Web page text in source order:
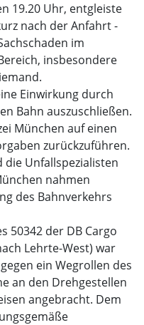
19.20 Uhr, entgleiste
nach der Anfahrt -
im
insbesondere
Einwirkung durch
Bahn auszuschließen.
München auf einen
zurückzuführen.
die Unfallspezialisten
nahmen
des Bahnverkehrs
50342 der DB Cargo
Lehrte-West) war
ein Wegrollen des
an den Drehgestellen
angebracht. Dem